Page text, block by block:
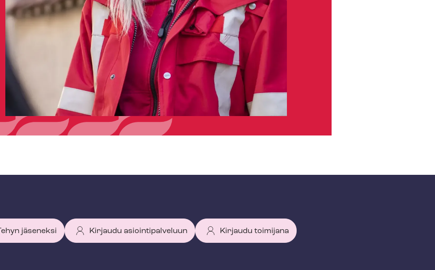
jäseneksi Kirjaudu asiointipalveluun Kirjaudu toimijana